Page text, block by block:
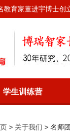
教育家董进宇博士
学生训练营
> 关于我们 > 名师